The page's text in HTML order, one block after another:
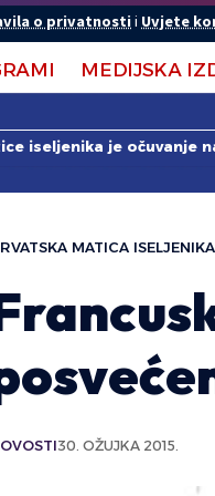
o privatnostii Uvjete
MEDIJSKA
iseljenika je očuvanje
MATICA
30. OŽUJKA 2015.